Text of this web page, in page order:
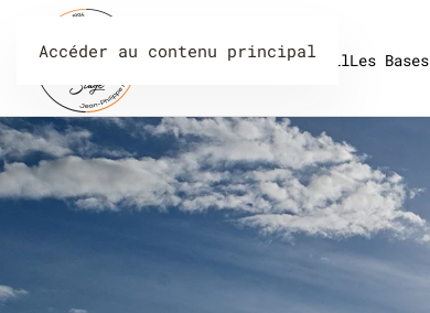
Accéder au contenu principalAccueilLes Bases